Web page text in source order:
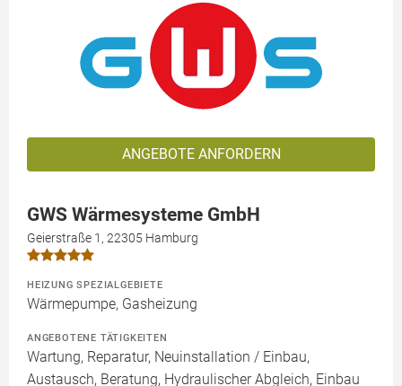
ANGEBOTE ANFORDERN
GWS Wärmesysteme GmbH
Geierstraße 1, 22305 Hamburg
HEIZUNG SPEZIALGEBIETE
Wärmepumpe, Gasheizung
ANGEBOTENE TÄTIGKEITEN
Wartung, Reparatur, Neuinstallation / Einbau,
Austausch, Beratung, Hydraulischer Abgleich, Einbau